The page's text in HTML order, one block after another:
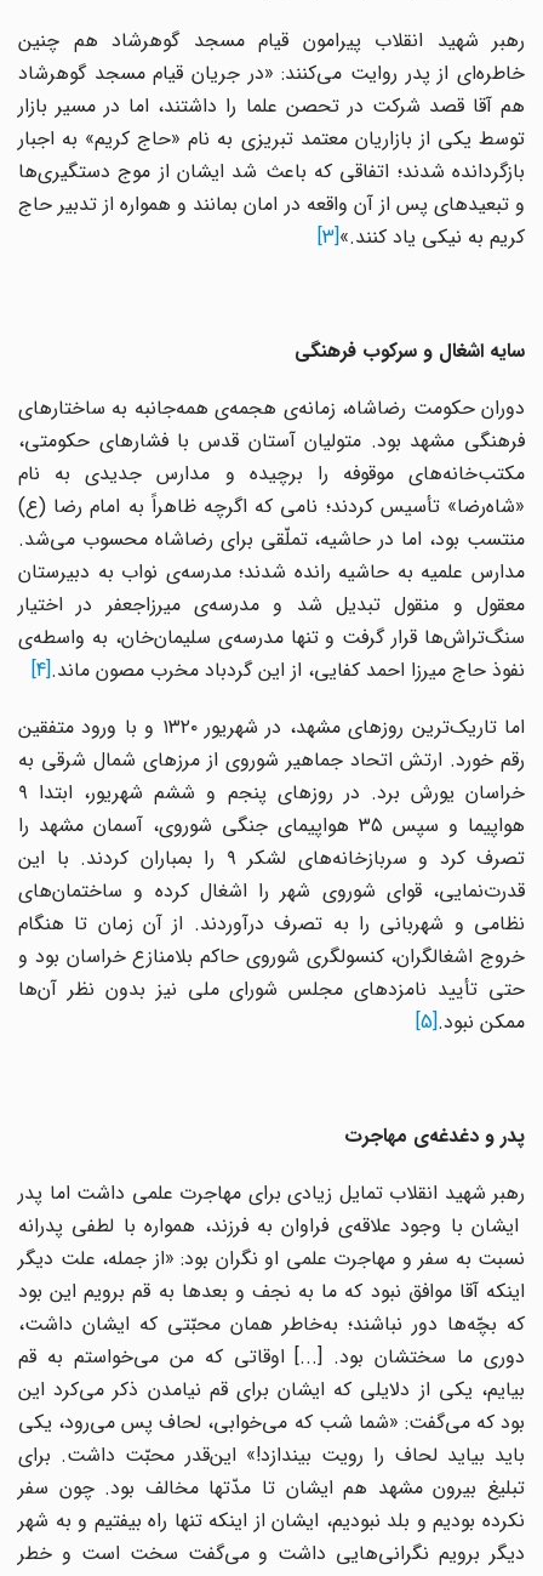
رهبر شهید انقلاب پیرامون قیام مسجد گوهرشاد هم چنین
خاطره‌ای از پدر روایت می‌کنند: «در جریان قیام مسجد گوهرشاد
هم آقا قصد شرکت در تحصن علما را داشتند، اما در مسیر بازار
توسط یکی از بازاریان معتمد تبریزی به نام «حاج کریم» به اجبار
بازگردانده شدند؛ اتفاقی که باعث شد ایشان از موج دستگیری‌ها
و تبعیدهای پس از آن واقعه در امان بمانند و همواره از تدبیر حاج
کریم به نیکی یاد کنند.»[3]
سایه اشغال و سرکوب فرهنگی
دوران حکومت رضاشاه، زمانه‌ی هجمه‌ی همه‌جانبه به ساختارهای
فرهنگی مشهد بود. متولیان آستان قدس با فشارهای حکومتی،
مکتب‌خانه‌های موقوفه را برچیده و مدارس جدیدی به نام
«شاه‌رضا» تأسیس کردند؛ نامی که اگرچه ظاهراً به امام رضا (ع)
منتسب بود، اما در حاشیه، تملّقی برای رضاشاه محسوب می‌شد.
مدارس علمیه به حاشیه رانده شدند؛ مدرسه‌ی نواب به دبیرستان
معقول و منقول تبدیل شد و مدرسه‌ی میرزاجعفر در اختیار
سنگ‌تراش‌ها قرار گرفت و تنها مدرسه‌ی سلیمان‌خان، به واسطه‌ی
نفوذ حاج میرزا احمد کفایی، از این گردباد مخرب مصون ماند.[4]
اما تاریک‌ترین روزهای مشهد، در شهریور ۱۳۲۰ و با ورود متفقین
رقم خورد. ارتش اتحاد جماهیر شوروی از مرزهای شمال شرقی به
خراسان یورش برد. در روزهای پنجم و ششم شهریور، ابتدا ۹
هواپیما و سپس ۳۵ هواپیمای جنگی شوروی، آسمان مشهد را
تصرف کرد و سربازخانه‌های لشکر ۹ را بمباران کردند. با این
قدرت‌نمایی، قوای شوروی شهر را اشغال کرده و ساختمان‌های
نظامی و شهربانی را به تصرف درآوردند. از آن زمان تا هنگام
خروج اشغالگران، کنسولگری شوروی حاکم بلامنازع خراسان بود و
حتی تأیید نامزدهای مجلس شورای ملی نیز بدون نظر آن‌ها
ممکن نبود.[5]
پدر و دغدغه‌ی مهاجرت
رهبر شهید انقلاب تمایل زیادی برای مهاجرت علمی داشت اما پدر
ایشان با وجود علاقه‌ی فراوان به فرزند، همواره با لطفی پدرانه
نسبت به سفر و مهاجرت علمی او نگران بود: «از جمله، علت دیگر
اینکه آقا موافق نبود که ما به نجف و بعدها به قم برویم این بود
که بچّه‌ها دور نباشند؛ به‌خاطر همان محبّتی که ایشان داشت،
دوری ما سختشان بود. [...] اوقاتی که من می‌خواستم به قم
بیایم، یکی از دلایلی که ایشان برای قم نیامدن ذکر می‌کرد این
بود که می‌گفت: «شما شب که می‌خوابی، لحاف پس می‌رود، یکی
باید بیاید لحاف را رویت بیندازد!» این‌قدر محبّت داشت. برای
تبلیغ بیرون مشهد هم ایشان تا مدّتها مخالف بود. چون سفر
نکرده بودیم و بلد نبودیم، ایشان از اینکه تنها راه بیفتیم و به شهر
دیگر برویم نگرانی‌هایی داشت و می‌گفت سخت است و خطر